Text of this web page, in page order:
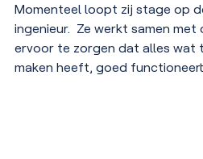
Momenteel loopt zij stage op
ingenieur. Ze werkt samen
ervoor te zorgen dat alles wat
maken heeft, goed